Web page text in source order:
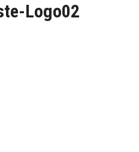
Logo02